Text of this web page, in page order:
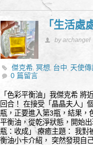
「生活處
by archangel
傑克希,冥想, 台中, 天使傳
時代,水晶
0 篇留言
「色彩平衡油」我傑克希
回合！ 在接受「晶晶夫人」
瓶，正要進入第3瓶，結果，
平衡油，從乾淨狀態，開始
瓶：收成」 療癒主題： 我對
衡油小卡介紹， 突然發現自